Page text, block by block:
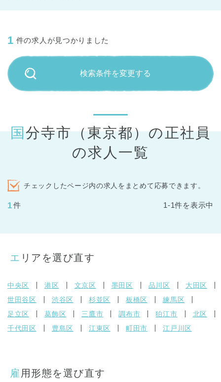
1 件の求人が見つかりました
検索条件を変更する
国分寺市（東京都）の正社員
の求人一覧
チェックしたページ内の求人をまとめて応募できます。
1件 1-1件を表示中
エリアを選び直す
中央区 港区 文京区 墨田区 品川区
大田区
世田谷区
渋谷区 杉並区 板橋区
練馬区
足立区
葛飾区 三鷹市 調布市 狛江市
北区
千代田区
豊島区 江東区 町田市 江戸川区
雇用形態を選び直す